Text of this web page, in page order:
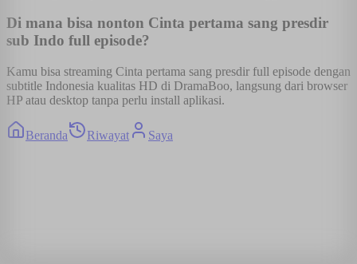
Di mana bisa nonton Cinta pertama sang presdir
sub Indo full episode?
Kamu bisa streaming Cinta pertama sang presdir full episode dengan
subtitle Indonesia kualitas HD di DramaBoo, langsung dari browser
HP atau desktop tanpa perlu install aplikasi.
Beranda Riwayat Saya